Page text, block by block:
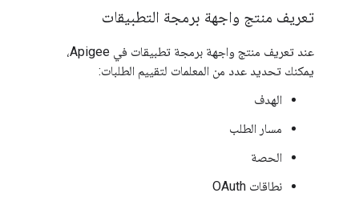
تعريف منتج واجهة برمجة التطبيقات
عند تعريف منتج واجهة برمجة تطبيقات في Apigee،
يمكنك تحديد عدد من المعلمات لتقييم الطلبات:
الهدف
مسار الطلب
الحصة
نطاقات OAuth